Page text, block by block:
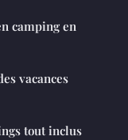
camping en
vacances
tout inclus